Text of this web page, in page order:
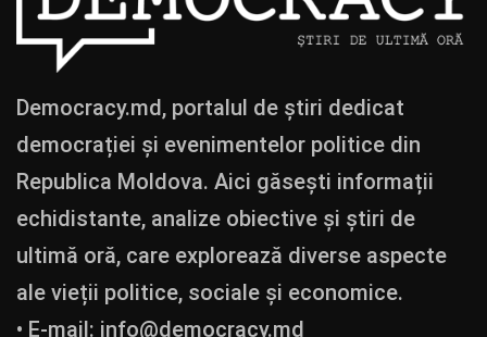
Democracy.md, portalul de știri dedicat
democrației și evenimentelor politice din
Republica Moldova. Aici găsești informații
echidistante, analize obiective și știri de
ultimă oră, care explorează diverse aspecte
ale vieții politice, sociale și economice.
• E-mail: info@democracy.md